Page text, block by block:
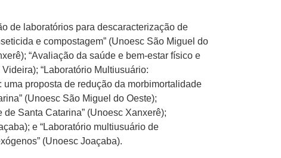
de laboratórios para descaracterização de
e compostagem” (Unoesc São Miguel do
“Avaliação da saúde e bem-estar físico e
“Laboratório Multiusuário:
proposta de redução da morbimortalidade
(Unoesc São Miguel do Oeste);
Santa Catarina” (Unoesc Xanxerê);
e “Laboratório multiusuário de
(Unoesc Joaçaba).